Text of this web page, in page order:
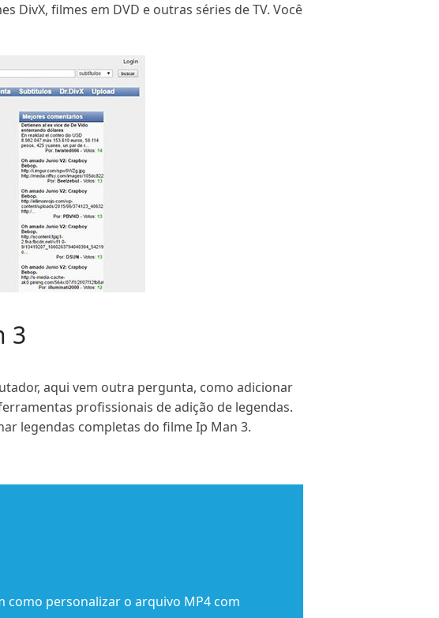
DivX, filmes em DVD e outras séries de TV. Você
3
aqui vem outra pergunta, como adicionar
profissionais de adição de legendas.
legendas completas do filme Ip Man 3.
como personalizar o arquivo MP4 com